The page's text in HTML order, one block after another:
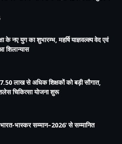
के नए युग का शुभारम्भ, महर्षि याज्ञवल्क्य वेद एवं
शिलान्यास
7.50 लाख से अधिक शिक्षकों को बड़ी सौगात,
चिकित्सा योजना शुरू
'भारत-भास्कर सम्मान–2026' से सम्मानित